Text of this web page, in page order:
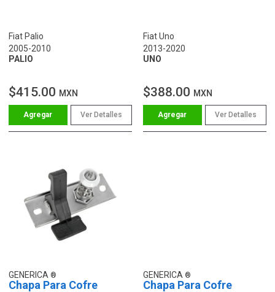
Fiat Palio
2005-2010
PALIO
$415.00 MXN
Ver Detalles
Fiat Uno
2013-2020
UNO
$388.00 MXN
Ver Detalles
GENERICA
Chapa Para Cofre
GENERICA
Chapa Para Cofre